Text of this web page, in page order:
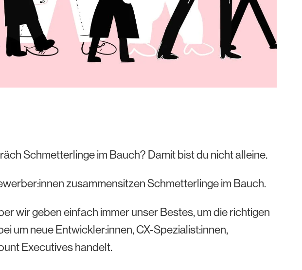
Schmetterlinge im Bauch? Damit bist du nicht alleine.
zusammensitzen Schmetterlinge im Bauch.
wir geben einfach immer unser Bestes, um die richtigen
um neue Entwickler:innen, CX-Spezialist:innen,
Executives handelt.